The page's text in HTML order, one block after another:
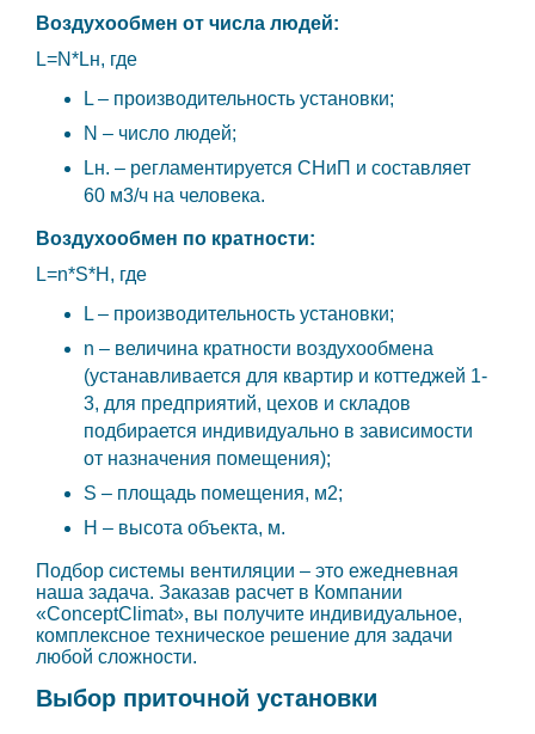
Воздухообмен от числа людей:
L=N*Lн, где
L – производительность установки;
N – число людей;
Lн. – регламентируется СНиП и составляет
60 м3/ч на человека.
Воздухообмен по кратности:
L=n*S*H, где
L – производительность установки;
n – величина кратности воздухообмена
(устанавливается для квартир и коттеджей 1-
3, для предприятий, цехов и складов
подбирается индивидуально в зависимости
от назначения помещения);
S – площадь помещения, м2;
H – высота объекта, м.
Подбор системы вентиляции – это ежедневная
наша задача. Заказав расчет в Компании
«ConceptClimat», вы получите индивидуальное,
комплексное техническое решение для задачи
любой сложности.
Выбор приточной установки